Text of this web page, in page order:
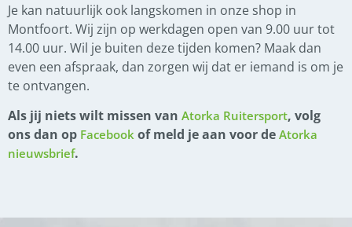
Je kan natuurlijk ook langskomen in onze shop in
Montfoort. Wij zijn op werkdagen open van 9.00 uur tot
14.00 uur. Wil je buiten deze tijden komen? Maak dan
even een afspraak, dan zorgen wij dat er iemand is om je
te ontvangen.
Als jij niets wilt missen van Atorka Ruitersport, volg
ons dan op Facebook of meld je aan voor de Atorka
nieuwsbrief.